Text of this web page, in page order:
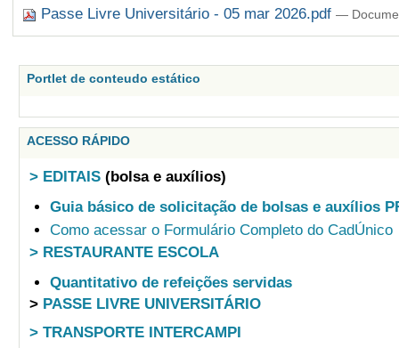
Passe Livre Universitário - 05 mar 2026.pdf —
Portlet de conteudo estático
ACESSO RÁPIDO
> EDITAIS (bolsa e auxílios)
Guia básico de solicitação de bolsas e auxílios
Como acessar o Formulário Completo do CadÚnico
> RESTAURANTE ESCOLA
Quantitativo de refeições servidas
> PASSE LIVRE UNIVERSITÁRIO
> TRANSPORTE INTERCAMPI